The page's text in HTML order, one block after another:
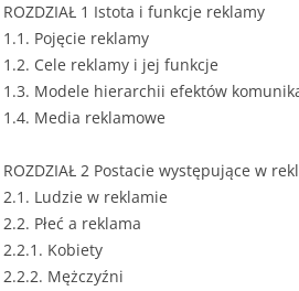
ROZDZIAŁ 1 Istota i funkcje reklamy
1.1. Pojęcie reklamy
1.2. Cele reklamy i jej funkcje
1.3. Modele hierarchii efektów
1.4. Media reklamowe
ROZDZIAŁ 2 Postacie występujące w
2.1. Ludzie w reklamie
2.2. Płeć a reklama
2.2.1. Kobiety
2.2.2. Mężczyźni